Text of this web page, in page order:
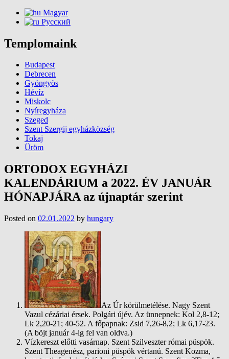
Magyar
Русский
Templomaink
Budapest
Debrecen
Gyöngyös
Hévíz
Miskolc
Nyíregyháza
Szeged
Szent Szergij egyházközség
Tokaj
Üröm
ORTODOX EGYHÁZI
KALENDÁRIUM a 2022. ÉV JANUÁR
HÓNAPJÁRA az újnaptár szerint
Posted on 02.01.2022 by hungary
Az Úr körülmetélése. Nagy Szent
Vazul cézáriai érsek. Polgári újév. Az ünnepnek: Kol 2,8-12;
Lk 2,20-21; 40-52. A főpapnak: Zsid 7,26-8,2; Lk 6,17-23.
(A böjt január 4-ig fel van oldva.)
Vízkereszt előtti vasárnap. Szent Szilveszter római püspök.
Szent Theagenész, parioni püspök vértanú. Szent Kozma,